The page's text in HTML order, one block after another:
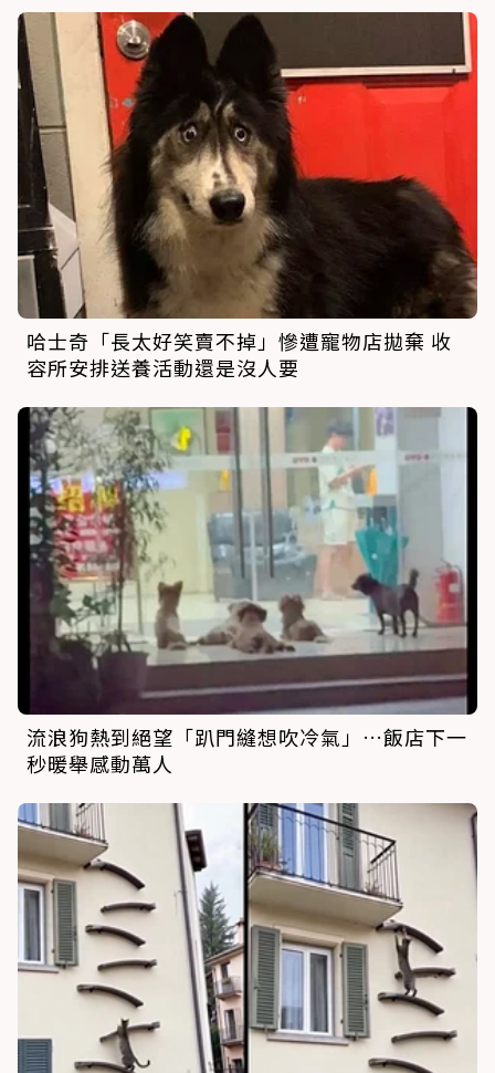
哈士奇「長太好笑賣不掉」慘遭寵物店拋棄 收
容所安排送養活動還是沒人要
流浪狗熱到絕望「趴門縫想吹冷氣」…飯店下一
秒暖舉感動萬人